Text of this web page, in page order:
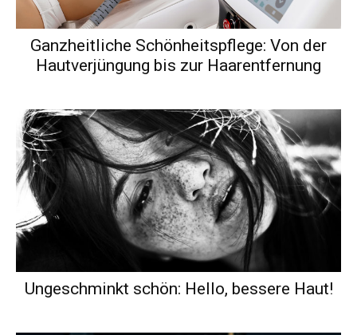
Ganzheitliche Schönheitspflege: Von der
Hautverjüngung bis zur Haarentfernung
Ungeschminkt schön: Hello, bessere Haut!